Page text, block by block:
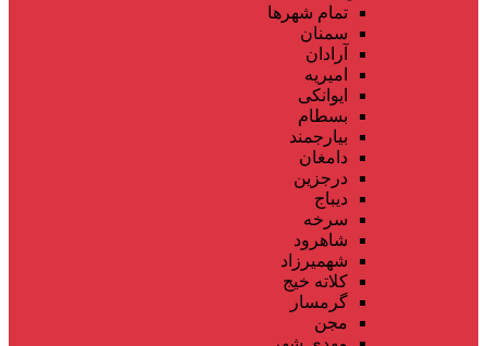
تمام شهر‌ها
سمنان
آرادان
امیریه
ایوانکی
بسطام
بیارجمند
دامغان
درجزین
دیباج
سرخه
شاهرود
شهمیرزاد
کلاته خیج
گرمسار
مجن